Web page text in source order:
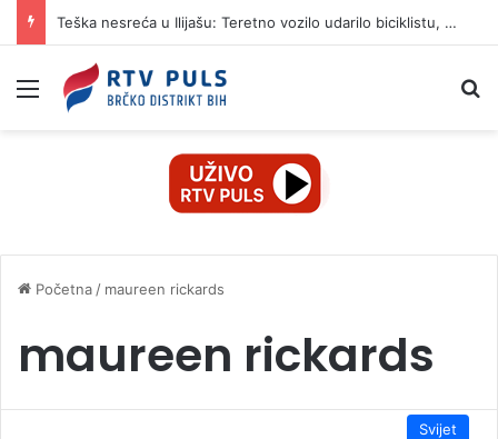
Teška nesreća u Ilijašu: Teretno vozilo udarilo biciklistu, 75-godišnjak zadržan u bolnici
Izbornik
Početna / maureen rickards
maureen rickards
Svijet